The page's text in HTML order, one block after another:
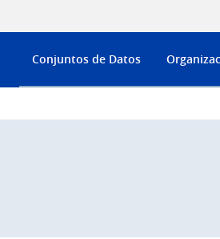
Conjuntos de Datos